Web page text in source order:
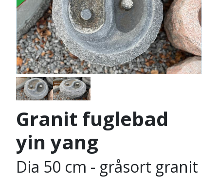
Granit fuglebad
yin yang
Dia 50 cm - gråsort granit